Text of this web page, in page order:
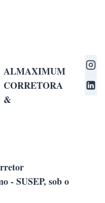
ALMAXIMUM
CORRETORA
&
- SUSEP, sob o